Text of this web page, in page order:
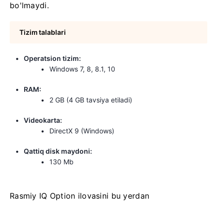
bo'lmaydi.
Tizim talablari
Operatsion tizim:
Windows 7, 8, 8.1, 10
RAM:
2 GB (4 GB tavsiya etiladi)
Videokarta:
DirectX 9 (Windows)
Qattiq disk maydoni:
130 Mb
Rasmiy IQ Option ilovasini bu yerdan